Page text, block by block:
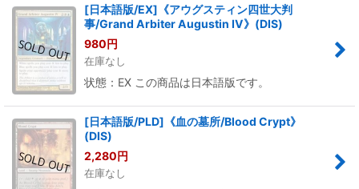
[日本語版/EX]《アウグスティン四世大判
事/Grand Arbiter Augustin IV》(DIS)
980円
在庫なし
状態：EX この商品は日本語版です。
[日本語版/PLD]《血の墓所/Blood Crypt》
(DIS)
2,280円
在庫なし